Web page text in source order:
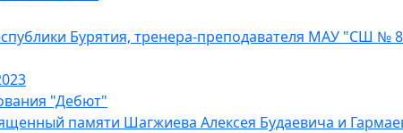
Бурятия, тренера-преподавателя МАУ "СШ №
"Дебют"
памяти Шагжиева Алексея Будаевича и